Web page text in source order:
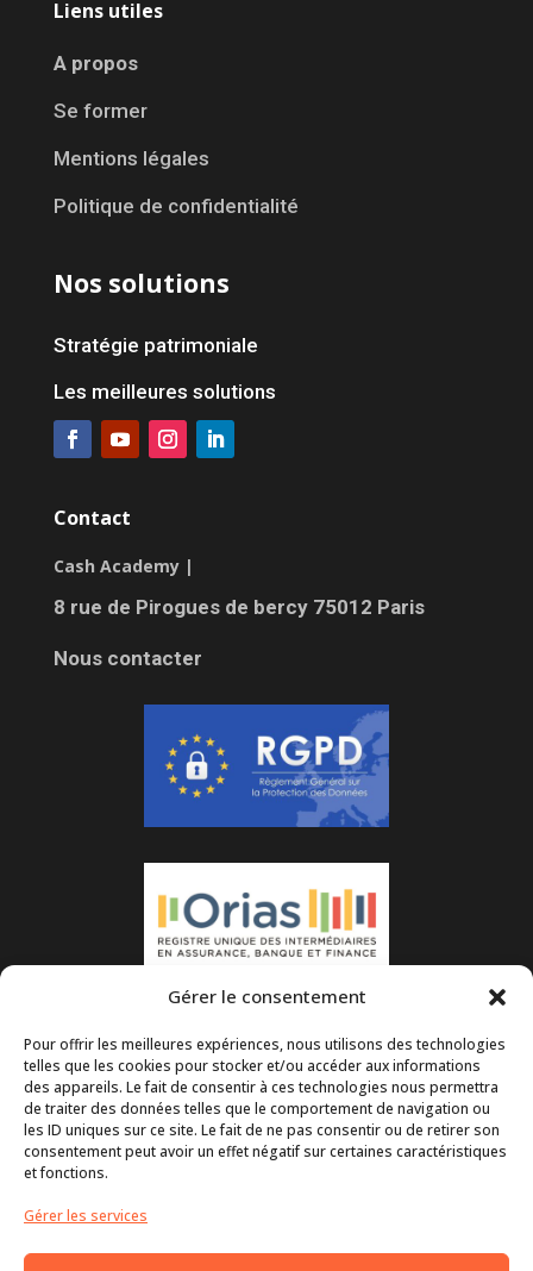
Gérer le consentement
Pour offrir les meilleures expériences, nous utilisons des technologies
telles que les cookies pour stocker et/ou accéder aux informations
des appareils. Le fait de consentir à ces technologies nous permettra
de traiter des données telles que le comportement de navigation ou
les ID uniques sur ce site. Le fait de ne pas consentir ou de retirer son
consentement peut avoir un effet négatif sur certaines caractéristiques
et fonctions.
Gérer les services
Liens utiles
A propos
Se former
Mentions légales
Politique de confidentialité
Nos solutions
Stratégie patrimoniale
Les meilleures solutions
Contact
Cash Academy |
8 rue de Pirogues de bercy 75012 Paris
Nous contacter